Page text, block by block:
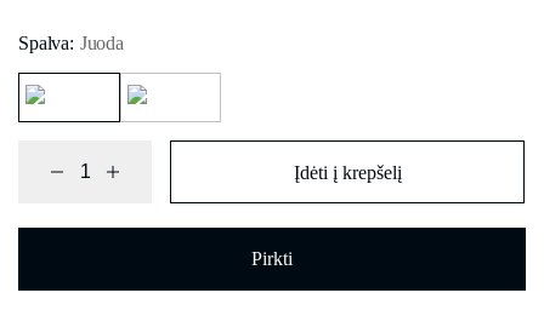
Spalva: Juoda
Įdėti į krepšelį
Pirkti